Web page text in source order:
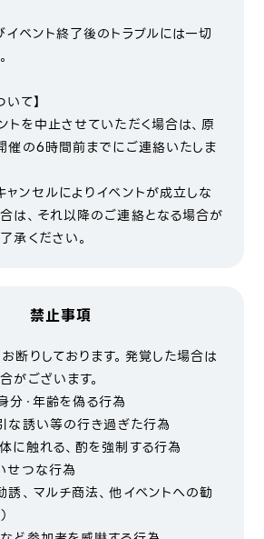
イベント終了後のトラブルには一切
て】
トを中止させていただく場合は、原
催の6時間前までにご連絡いたしま
ャンセルによりイベントが成立しな
は、それ以降のご連絡となる場合が
承ください。
禁止事項
断りしております。発覚した場合は
がございます。
分・年齢を偽る行為
な誘い等の行き過ぎた行為
に触れる、酌を強制する行為
せつな行為
誘、マルチ商法、他イベントへの勧